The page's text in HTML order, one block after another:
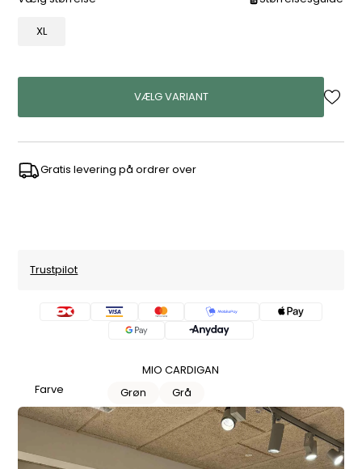
XL
VÆLG VARIANT
Gratis levering på ordrer over
Trustpilot
MIO CARDIGAN
Farve
Grøn Grå